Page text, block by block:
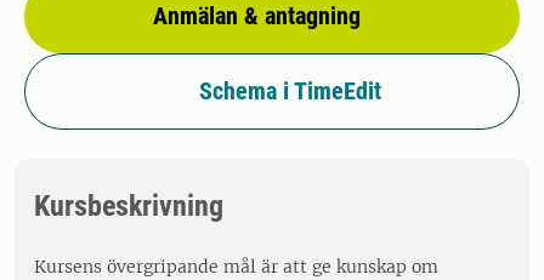
Anmälan & antagning
Schema i TimeEdit
Kursbeskrivning
Kursens övergripande mål är att ge kunskap om